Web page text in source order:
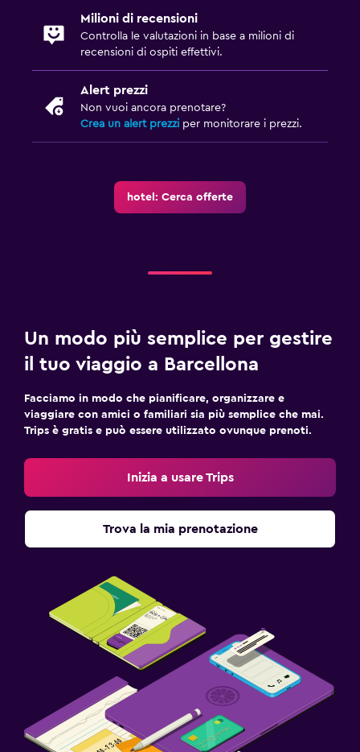
Milioni di recensioni
Controlla le valutazioni in base a milioni di
recensioni di ospiti effettivi.
Alert prezzi
Non vuoi ancora prenotare?
Crea un alert prezzi per monitorare i prezzi.
hotel: Cerca offerte
Un modo più semplice per gestire
il tuo viaggio a Barcellona
Facciamo in modo che pianificare, organizzare e
viaggiare con amici o familiari sia più semplice che mai.
Trips è gratis e può essere utilizzato ovunque prenoti.
Inizia a usare Trips
Trova la mia prenotazione